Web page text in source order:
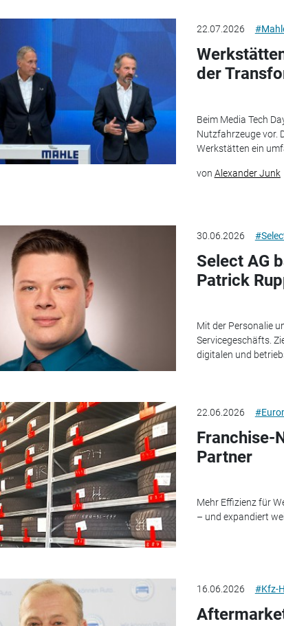
22.07.2026
der
Beim Media Tech
Nutzfahrzeuge vor.
Werkstätten ein
von Alexander Junk
30.06.2026
Select AG
Patrick
Mit der Personalie
Servicegeschäfts.
digitalen und
22.06.2026
Franchise-
Partner
Mehr Effizienz für
– und expandiert
16.06.2026 #Kfz-